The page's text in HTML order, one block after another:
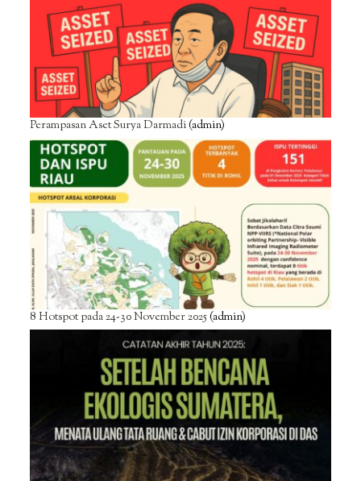
Perampasan Aset Surya Darmadi(admin)
8 Hotspot pada 24-30 November 2025(admin)